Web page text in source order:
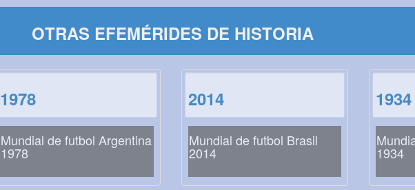
OTRAS EFEMÉRIDES DE HISTORIA
1978
Mundial de futbol Argentina
1978
2014
Mundial de futbol Brasil
2014
1934
1934